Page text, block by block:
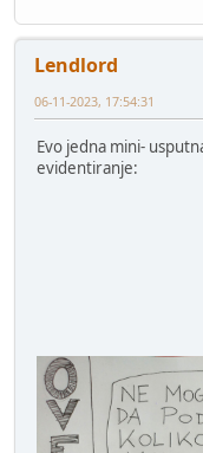
Lendlord
06-11-2023, 17:54:31
Evo jedna mini-
evidentiranje: